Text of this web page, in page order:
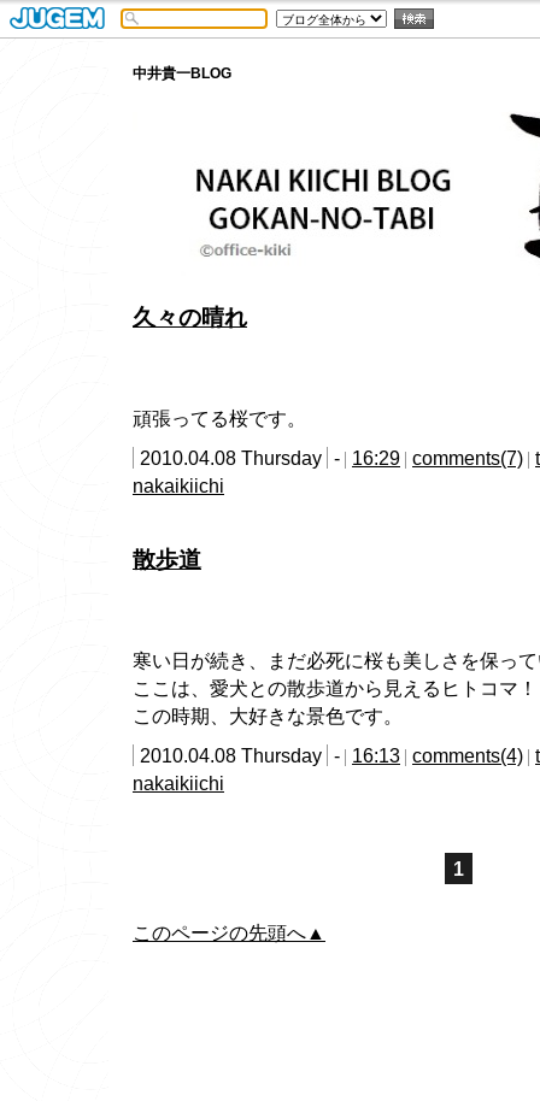
中井貴一BLOG
久々の晴れ
頑張ってる桜です。
2010.04.08 Thursday - 16:29 comments(7)
nakaikiichi
散歩道
寒い日が続き、まだ必死に桜も美しさを保っ
ここは、愛犬との散歩道から見えるヒトコマ！
この時期、大好きな景色です。
2010.04.08 Thursday - 16:13 comments(4)
nakaikiichi
1
このページの先頭へ▲